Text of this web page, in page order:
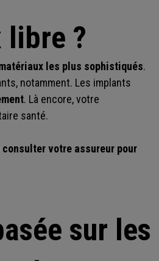
libre ?
les plus sophistiqués.
notamment. Les implants
. Là encore, votre
santé.
consulter votre assureur pour
sur les